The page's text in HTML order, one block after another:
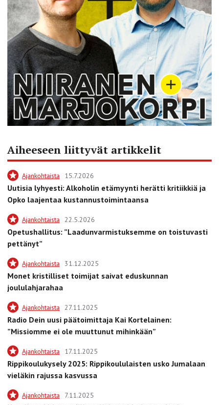
Aiheeseen liittyvät artikkelit
Ajankohtaista 15.7.2026
Uutisia lyhyesti: Alkoholin etämyynti herätti kritiikkiä ja
Opko laajentaa kustannustoimintaansa
Ajankohtaista 22.5.2026
Opetushallitus: ”Laadunvarmistuksemme on toistuvasti
pettänyt”
Ajankohtaista 31.12.2025
Monet kristilliset toimijat saivat eduskunnan
joululahjarahaa
Ajankohtaista 27.11.2025
Radio Dein uusi päätoimittaja Kai Kortelainen:
”Missiomme ei ole muuttunut mihinkään”
Ajankohtaista 17.11.2025
Rippikoulukysely 2025: Rippikoululaisten usko Jumalaan
vieläkin rajussa kasvussa
Ajankohtaista 7.11.2025